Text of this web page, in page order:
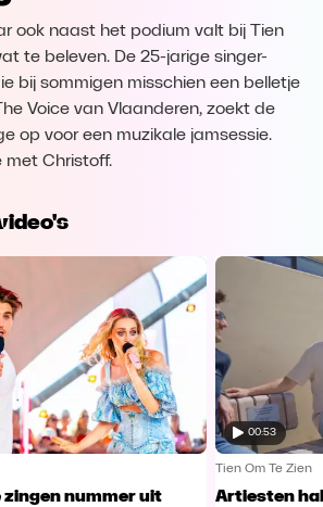
ook naast het podium valt bij Tien
te beleven. De 25-jarige singer-
bij sommigen misschien een belletje
Voice van Vlaanderen, zoekt de
op voor een muzikale jamsessie.
met Christoff.
zingen nummer uit
00:53
Tien Om Te Zien
Artiesten